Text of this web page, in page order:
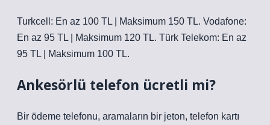
Turkcell: En az 100 TL | Maksimum 150 TL. Vodafone:
En az 95 TL | Maksimum 120 TL. Türk Telekom: En az
95 TL | Maksimum 100 TL.
Ankesörlü telefon ücretli mi?
Bir ödeme telefonu, aramaların bir jeton, telefon kartı